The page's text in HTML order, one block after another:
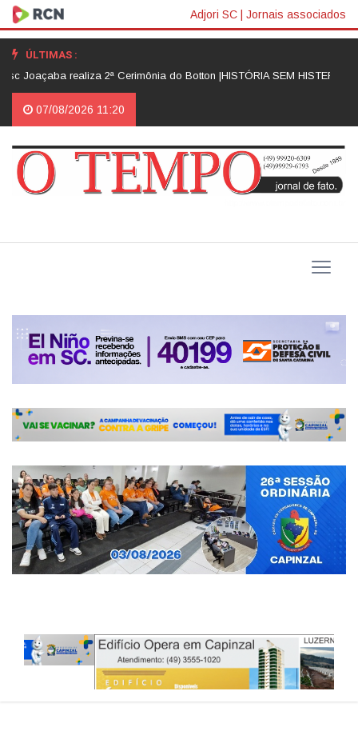
Adjori SC | Jornais associados
ÚLTIMAS :
realiza 2ª Cerimônia do Botton |HISTÓRIA SEM HISTERIA |Da
07/08/2026 11:20